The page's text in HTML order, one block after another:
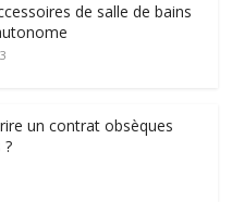
de salle de bains
un contrat obsèques
?